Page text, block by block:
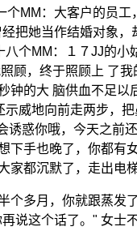
MM：大客户的员
把她当作结婚对象
个MM：１７JJ的
顾，终于照顾上 了
的大 脑供血不足
威地向前走两步，
惑你哦，今天之前
下手也晚了，你都有
都沉默了，走出电
多月，你就跟蒸发
说这个话了。" 女士